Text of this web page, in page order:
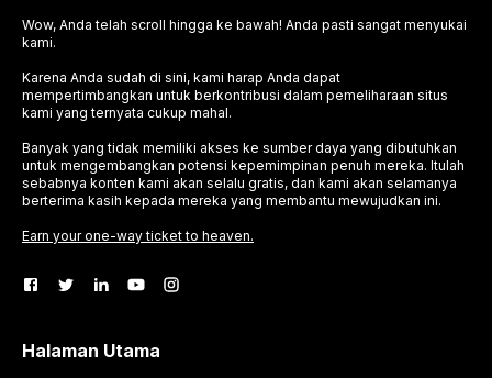
Wow, Anda telah scroll hingga ke bawah! Anda pasti sangat menyukai
kami.
Karena Anda sudah di sini, kami harap Anda dapat
mempertimbangkan untuk berkontribusi dalam pemeliharaan situs
kami yang ternyata cukup mahal.
Banyak yang tidak memiliki akses ke sumber daya yang dibutuhkan
untuk mengembangkan potensi kepemimpinan penuh mereka. Itulah
sebabnya konten kami akan selalu gratis, dan kami akan selamanya
berterima kasih kepada mereka yang membantu mewujudkan ini.
Earn your one-way ticket to heaven.
Halaman Utama